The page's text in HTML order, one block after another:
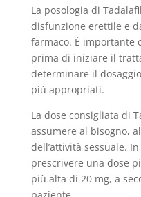
La posologia di
disfunzione erettile e
farmaco. È importante
prima di iniziare il
determinare il
più appropriati.
La dose consigliata di
assumere al bisogno,
dell’attività sessuale.
prescrivere una dose
più alta di 20 mg, a